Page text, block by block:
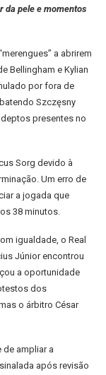
da pele e momentos
a abrirem
Bellingham e Kylian
por fora de
Szczęsny
presentes no
Sorg devido à
Um erro de
a jogada que
38 minutos.
igualdade, o Real
Júnior encontrou
a oportunidade
dos
o árbitro César
de ampliar a
após revisão